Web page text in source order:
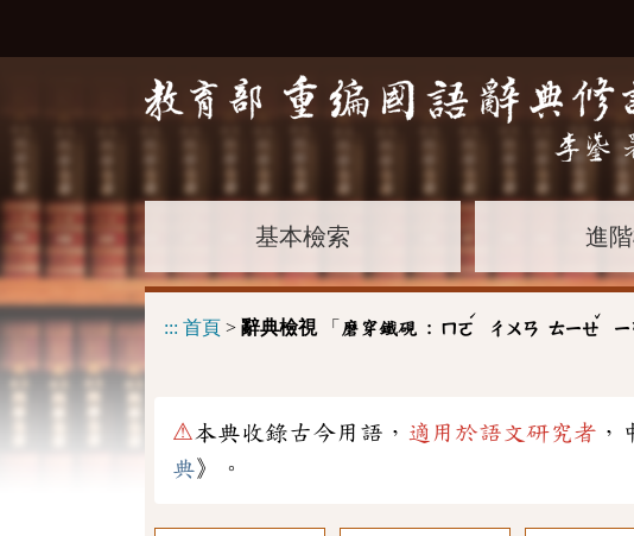
基本檢索 進
::: 首頁 > 辭典檢視「 磨穿鐵硯 : ㄇㄛ
ˊ
ㄔㄨㄢ ㄊㄧㄝ
ˇ
ㄧ
⚠本典收錄古今用語， 適用於語文研究者 ，
典》。